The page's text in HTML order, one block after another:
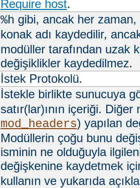
Require host.
%h gibi, ancak her zaman,
konak adı kaydedilir,
modüller tarafından uzak
değişiklikler kaydedilmez.
İstek Protokolü.
İstekle birlikte sunucuya
satır(lar)ının içeriği.
mod_headers) yapılan
Modüllerin çoğu bunu
isminin ne olduğuyla
değişkenine kaydetmek
kullanın ve yukarıda